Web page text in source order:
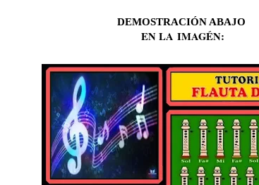
DEMOSTRACIÓN ABAJO
EN LA IMAGÉN: